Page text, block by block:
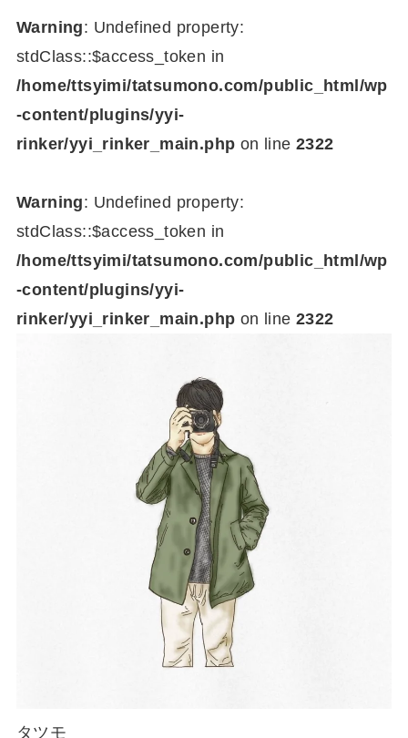
Warning: Undefined property:
stdClass::$access_token in
/home/ttsyimi/tatsumono.com/public_html/wp
-content/plugins/yyi-
rinker/yyi_rinker_main.php on line2322
Warning: Undefined property:
stdClass::$access_token in
/home/ttsyimi/tatsumono.com/public_html/wp
-content/plugins/yyi-
rinker/yyi_rinker_main.php on line2322
タツモ